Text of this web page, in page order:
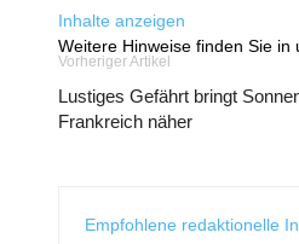
Inhalte anzeigen
Weitere Hinweise finden Sie in
Vorheriger Artikel
Lustiges Gefährt bringt
Frankreich näher
Empfohlene redaktionelle